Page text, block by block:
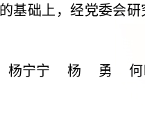
基础上，经党委会
杨宁宁 杨 勇